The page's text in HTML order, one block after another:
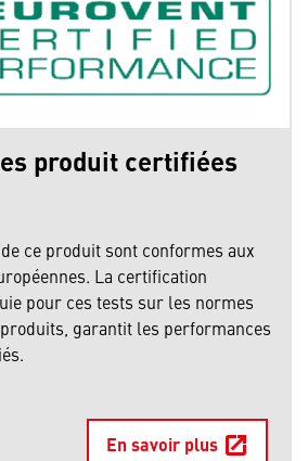
produit certifiées
ce produit sont conformes aux
La certification
pour ces tests sur les normes
garantit les performances
En savoir plus open_in_new